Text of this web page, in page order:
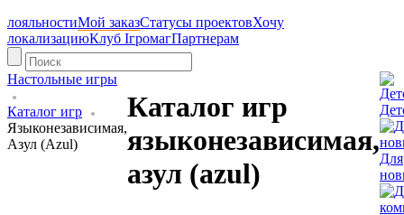
лояльностиМой заказСтатусы проектовХочу
локализациюКлуб ІгромагПартнерам
Настольные игры
Каталог игр
Языконезависимая,
Азул (Azul)
Каталог игр
языконезависимая,
азул (azul)
Для